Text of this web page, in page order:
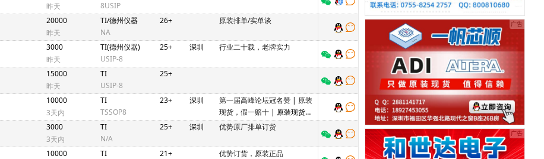
昨天
8USIP
20000
昨天
TI/德州仪器
NA
26+ 原装排单/实单谈
3000
昨天
TI(德州仪器)
USIP-8
25+ 深圳 行业二十载，老牌实力
15000
昨天
TI
USIP-8
25+
10000
3天内
TI
TSSOP8
23+ 深圳 第一届高峰论坛冠名赞 | 原装
现货，假一赔十 | 原装现货，
假一赔十
3000
3天内
TI
N/A
25+ 深圳 优势原厂排单订货
10000
TI 21+ 优势订货，原装正品